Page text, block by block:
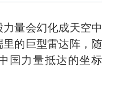
量会幻化成天空中
的巨型雷达阵，随
国力量抵达的坐标